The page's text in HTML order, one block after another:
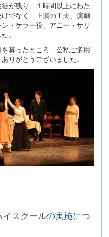
が残り、１時間以上にわた
でなく、上演の工夫、演劇
・ケラー役、アニー・サリ
。
募ったところ、公私ご多用
りがとうございました。
スクールの実施につ